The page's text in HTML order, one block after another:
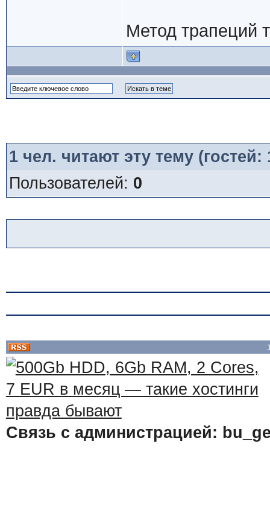
Метод трапеций
1чел. читают эту тему
Пользователей: 0
Связь с администрацией: